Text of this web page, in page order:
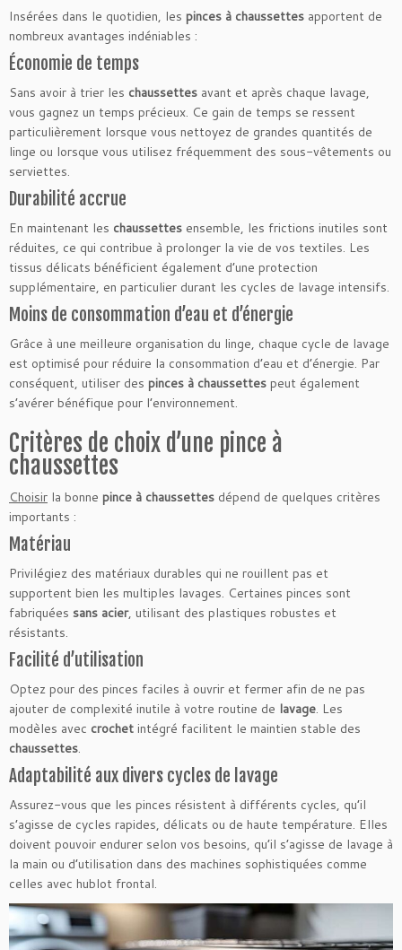
Insérées dans le quotidien, les pinces à chaussettes apportent de
nombreux avantages indéniables :
Économie de temps
Sans avoir à trier les chaussettes avant et après chaque lavage,
vous gagnez un temps précieux. Ce gain de temps se ressent
particulièrement lorsque vous nettoyez de grandes quantités de
linge ou lorsque vous utilisez fréquemment des sous-vêtements ou
serviettes.
Durabilité accrue
En maintenant les chaussettes ensemble, les frictions inutiles sont
réduites, ce qui contribue à prolonger la vie de vos textiles. Les
tissus délicats bénéficient également d’une protection
supplémentaire, en particulier durant les cycles de lavage intensifs.
Moins de consommation d’eau et d’énergie
Grâce à une meilleure organisation du linge, chaque cycle de lavage
est optimisé pour réduire la consommation d’eau et d’énergie. Par
conséquent, utiliser des pinces à chaussettes peut également
s’avérer bénéfique pour l’environnement.
Critères de choix d’une pince à
chaussettes
Choisir la bonne pince à chaussettes dépend de quelques critères
importants :
Matériau
Privilégiez des matériaux durables qui ne rouillent pas et
supportent bien les multiples lavages. Certaines pinces sont
fabriquées sans acier, utilisant des plastiques robustes et
résistants.
Facilité d’utilisation
Optez pour des pinces faciles à ouvrir et fermer afin de ne pas
ajouter de complexité inutile à votre routine de lavage. Les
modèles avec crochet intégré facilitent le maintien stable des
chaussettes.
Adaptabilité aux divers cycles de lavage
Assurez-vous que les pinces résistent à différents cycles, qu’il
s’agisse de cycles rapides, délicats ou de haute température. Elles
doivent pouvoir endurer selon vos besoins, qu’il s’agisse de lavage à
la main ou d’utilisation dans des machines sophistiquées comme
celles avec hublot frontal.